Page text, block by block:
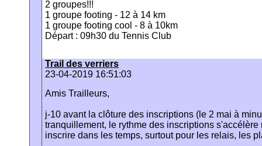
2 groupes!!!
1 groupe footing - 12 à 14 km
1 groupe footing cool - 8 à 10km
Départ : 09h30 du Tennis Club
Trail des verriers
23-04-2019 16:51:03
Amis Trailleurs,
j-10 avant la clôture des inscriptions (le 2 mai à
tranquillement, le rythme des inscriptions
inscrire dans les temps, surtout pour les relais, les